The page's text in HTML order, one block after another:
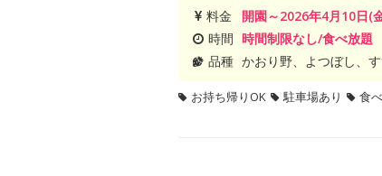
料金
開園～2026年4月10日(
時間 時間制限なし/食べ放題
品種 かおり野、よつぼし、
お持ち帰りOK 駐車場あり 食